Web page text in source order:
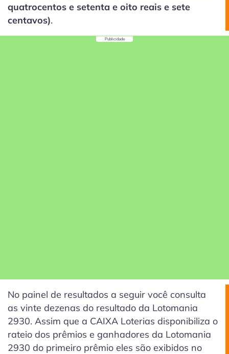
quatrocentos e setenta e oito reais e sete
centavos).
Publicidade
No painel de resultados a seguir você consulta
as vinte dezenas do resultado da Lotomania
2930. Assim que a CAIXA Loterias disponibiliza o
rateio dos prêmios e ganhadores da Lotomania
2930 do primeiro prêmio eles são exibidos no